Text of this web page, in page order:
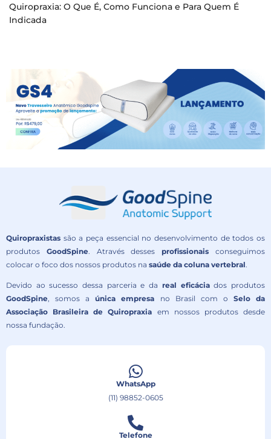
Quiropraxia: O Que É, Como Funciona e Para Quem É
Indicada
Quiropraxistas são a peça essencial no desenvolvimento de todos os
produtos GoodSpine. Através dessesprofissionais conseguimos
colocar o foco dos nossos produtos na saúde da coluna vertebral.
Devido ao sucesso dessa parceria e da real eficáciados produtos
GoodSpine, somos aúnica empresa no Brasil com o Selo da
Associação Brasileira de Quiropraxia em nossos produtos desde
nossa fundação.
WhatsApp
(11) 98852-0605
Telefone